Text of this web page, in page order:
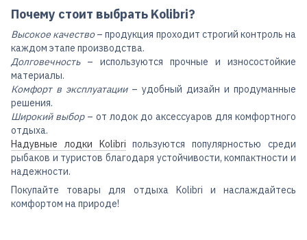
Почему стоит выбрать Kolibri?
Высокое качество– продукция проходит строгий контроль на
каждом этапе производства.
Долговечность– используются прочные и износостойкие
материалы.
Комфорт в эксплуатации– удобный дизайн и продуманные
решения.
Широкий выбор– от лодок до аксессуаров для комфортного
отдыха.
Надувные лодки Kolibri пользуются популярностью среди
рыбаков и туристов благодаря устойчивости, компактности и
надежности.
Покупайте товары для отдыха Kolibri и наслаждайтесь
комфортом на природе!